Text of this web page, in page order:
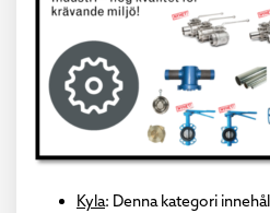
Kyla: Denna kategori